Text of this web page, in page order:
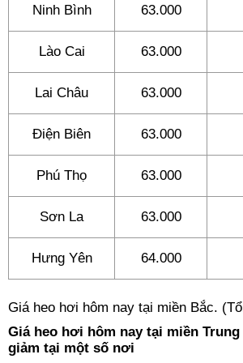
Ninh Bình 63.000
Lào Cai 63.000
Lai Châu 63.000
Điện Biên 63.000
Phú Thọ 63.000
Sơn La 63.000
Hưng Yên 64.000
Giá heo hơi hôm nay tại miền Bắc.
Giá heo hơi hôm nay tại miền Trung
giảm tại một số nơi